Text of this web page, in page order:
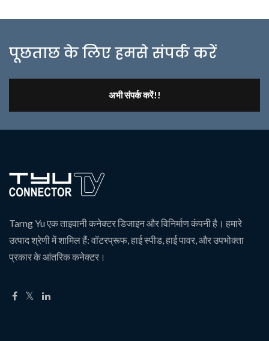
पूछताछ के लिए हमसे संपर्क करें
अभी संपर्क करें!!
Tarng Yu एक ताइवानी कनेक्टर डिजाइन और विनिर्माण कंपनी है। हमारे
उत्पाद श्रेणी में शामिल हैं: वॉटरप्रूफ, हाई स्पीड, हाई पावर, और उपभोक्ता
प्रकार के आंतरिक कनेक्टर।